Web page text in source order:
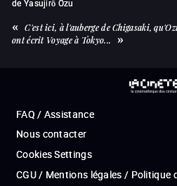
de Yasujirō Ozu
C'est ici, à l'auberge de Chigasaki,
ont écrit Voyage à Tokyo...
FAQ / Assistance
Nous contacter
Cookies Settings
CGU / Mentions légales / Politique